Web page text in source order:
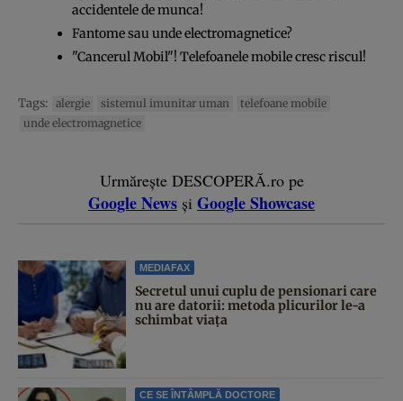
accidentele de munca!
Fantome sau unde electromagnetice?
"Cancerul Mobil"! Telefoanele mobile cresc riscul!
Tags: alergie sistemul imunitar uman
telefoane mobile
unde electromagnetice
Urmărește DESCOPERĂ.ro pe
Google News și Google Showcase
MEDIAFAX
Secretul unui cuplu de pensionari care
nu are datorii: metoda plicurilor le-a
schimbat viața
CE SE ÎNTÂMPLĂ DOCTORE